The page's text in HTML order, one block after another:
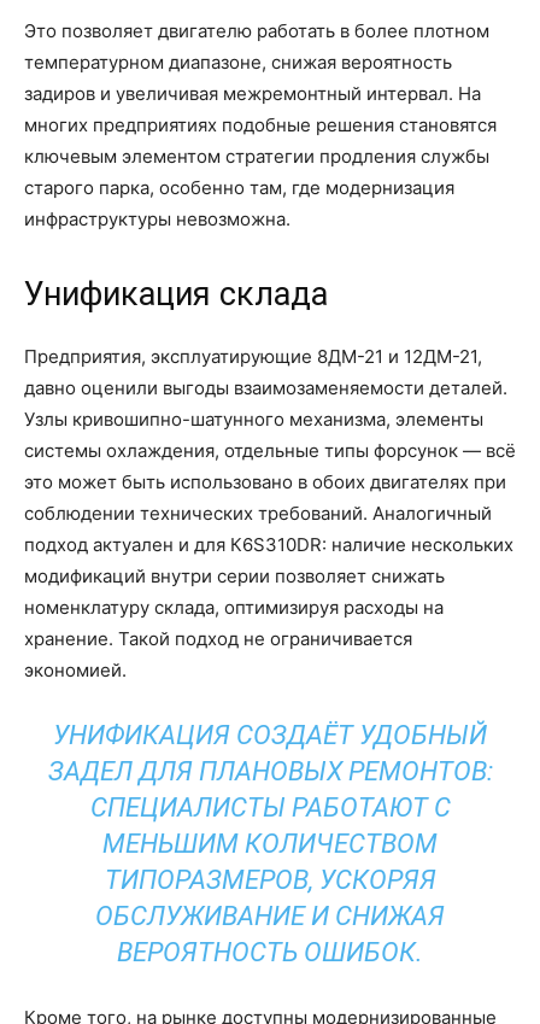
Это позволяет двигателю работать в более плотном
температурном диапазоне, снижая вероятность
задиров и увеличивая межремонтный интервал. На
многих предприятиях подобные решения становятся
ключевым элементом стратегии продления службы
старого парка, особенно там, где модернизация
инфраструктуры невозможна.
Унификация склада
Предприятия, эксплуатирующие 8ДМ-21 и 12ДМ-21,
давно оценили выгоды взаимозаменяемости деталей.
Узлы кривошипно-шатунного механизма, элементы
системы охлаждения, отдельные типы форсунок — всё
это может быть использовано в обоих двигателях при
соблюдении технических требований. Аналогичный
подход актуален и для К6S310DR: наличие нескольких
модификаций внутри серии позволяет снижать
номенклатуру склада, оптимизируя расходы на
хранение. Такой подход не ограничивается
экономией.
УНИФИКАЦИЯ СОЗДАЁТ УДОБНЫЙ
ЗАДЕЛ ДЛЯ ПЛАНОВЫХ РЕМОНТОВ:
СПЕЦИАЛИСТЫ РАБОТАЮТ С
МЕНЬШИМ КОЛИЧЕСТВОМ
ТИПОРАЗМЕРОВ, УСКОРЯЯ
ОБСЛУЖИВАНИЕ И СНИЖАЯ
ВЕРОЯТНОСТЬ ОШИБОК.
Кроме того, на рынке доступны модернизированные